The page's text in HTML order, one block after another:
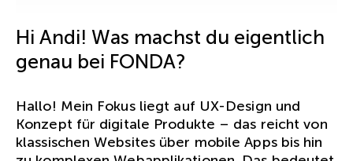
Hi Andi! Was machst du eigentlich
genau bei FONDA?
Hallo! Mein Fokus liegt auf UX-Design und
Konzept für digitale Produkte – das reicht von
klassischen Websites über mobile Apps bis hin